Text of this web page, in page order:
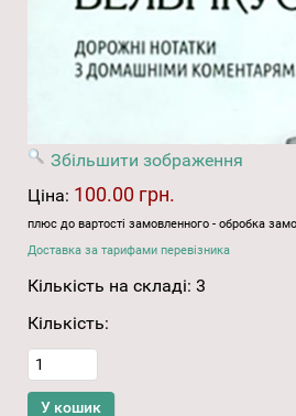
Збільшити зображення
Ціна: 100.00 грн.
плюс до вартості замовленного - обробка
Доставка за тарифами перевізника
Кількість на складі: 3
Кількість: